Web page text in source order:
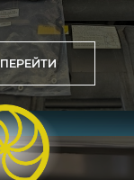
ПЕРЕЙТИ